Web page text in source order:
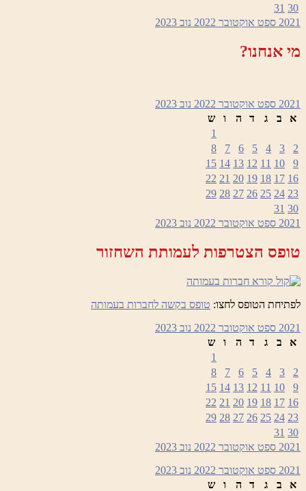
30
31
2021 ספט אוקטובר 2022 נוב 2023
מי אנחנו?
2021 ספט אוקטובר 2022 נוב 2023
א
ב ג ד ה ו
ש
1
2
3
4
5
6
7
8
9
10
11
12
13
14
15
16
17
18
19
20
21
22
23
24
25
26
27
28
29
30
31
2021 ספט אוקטובר 2022 נוב 2023
טופס הצטרפות לעמותת השחזור
לפתיחת הטופס לחצו: טופס בקשה לחברות בעמותה
2021 ספט אוקטובר 2022 נוב 2023
א
ב ג ד ה ו
ש
1
2
3
4
5
6
7
8
9
10
11
12
13
14
15
16
17
18
19
20
21
22
23
24
25
26
27
28
29
30
31
2021 ספט אוקטובר 2022 נוב 2023
2021 ספט אוקטובר 2022 נוב 2023
א
ב ג ד ה ו
ש